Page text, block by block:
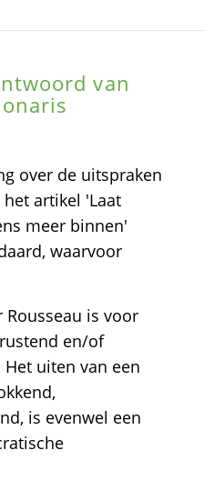
van
over de uitspraken
artikel 'Laat
meer binnen'
waarvoor
Rousseau is voor
en/of
uiten van een
is evenwel een